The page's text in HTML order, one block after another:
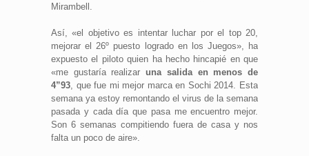
Mirambell.
Así, «el objetivo es intentar luchar por el top 20,
mejorar el 26º puesto logrado en los Juegos», ha
expuesto el piloto quien ha hecho hincapié en que
«me gustaría realizaruna salida en menos de
4”93, que fue mi mejor marca en Sochi 2014. Esta
semana ya estoy remontando el virus de la semana
pasada y cada día que pasa me encuentro mejor.
Son 6 semanas compitiendo fuera de casa y nos
falta un poco de aire».